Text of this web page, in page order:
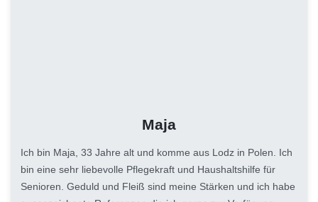
Maja
Ich bin Maja, 33 Jahre alt und komme aus Lodz in Polen. Ich
bin eine sehr liebevolle Pflegekraft und Haushaltshilfe für
Senioren. Geduld und Fleiß sind meine Stärken und ich habe